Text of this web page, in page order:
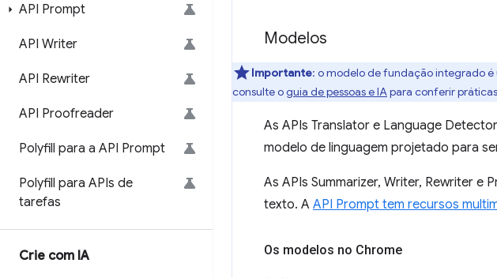
API Prompt
API Writer
API Rewriter
API Proofreader
Polyfill para a API Prompt
Polyfill para APIs de
tarefas
Crie com IA
Modelos
Importante: o modelo de fundação integrado é
consulte oguia de pessoas e IApara conferir
As APIs Translator e Language
modelo de linguagem projetado para
As APIs Summarizer, Writer, Rewriter
texto. A API Prompt tem recursos
Os modelos no Chrome